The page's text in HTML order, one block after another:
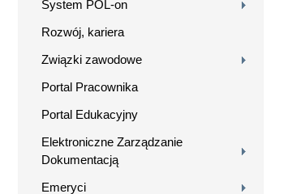
System POL-on
Rozwój, kariera
Związki zawodowe
Portal Pracownika
Portal Edukacyjny
Elektroniczne Zarządzanie
Dokumentacją
Emeryci